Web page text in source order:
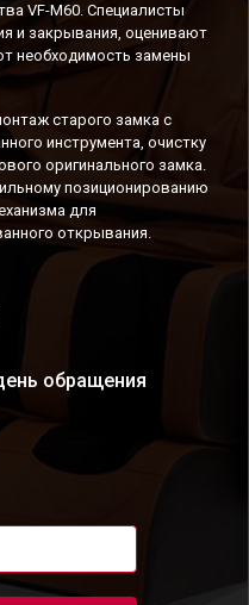
VF-M60. Специалисты
и закрывания, оценивают
необходимость замены
старого замка с
инструмента, очистку
оригинального замка.
позиционированию
для
открывания.
обращения